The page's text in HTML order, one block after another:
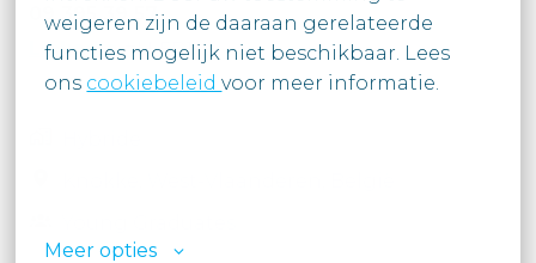
weigeren zijn de daaraan gerelateerde
functies mogelijk niet beschikbaar. Lees
ons cookiebeleid voor meer informatie.
Meer opties
09 395 39 57
LinkedIn #LI-ED1